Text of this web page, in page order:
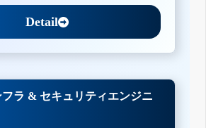
Detail
ラ & セキュリティエンジニ